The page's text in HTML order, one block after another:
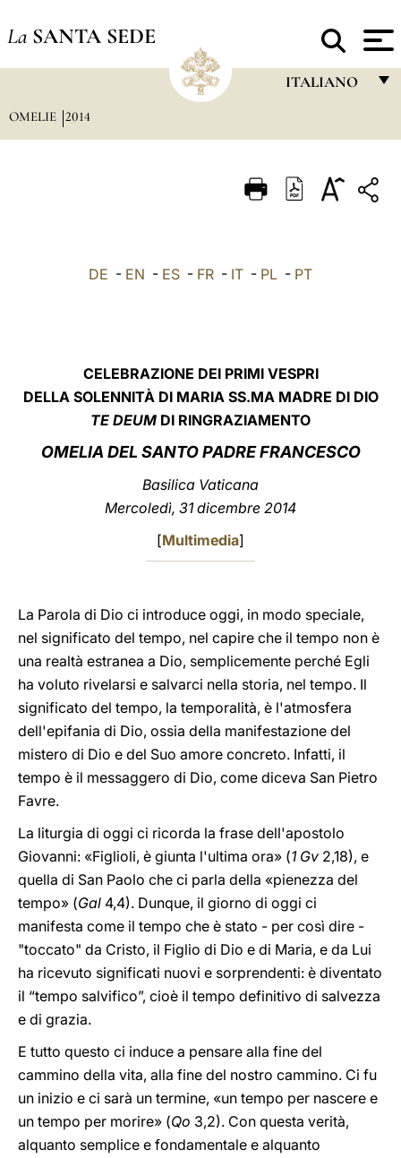
La SANTA SEDE
ITALIANO
ITALIANO
中文
LATINE
OMELIE 2014
DE - EN - ES - FR - IT - PL - PT
CELEBRAZIONE DEI PRIMI VESPRI
DELLA SOLENNITÀ DI MARIA SS.MA MADRE DI DIO
TE DEUM DI RINGRAZIAMENTO
OMELIA DEL SANTO PADRE FRANCESCO
Basilica Vaticana
Mercoledì, 31 dicembre 2014
[Multimedia]
La Parola di Dio ci introduce oggi, in modo speciale,
nel significato del tempo, nel capire che il tempo non è
una realtà estranea a Dio, semplicemente perché Egli
ha voluto rivelarsi e salvarci nella storia, nel tempo. Il
significato del tempo, la temporalità, è l'atmosfera
dell'epifania di Dio, ossia della manifestazione del
mistero di Dio e del Suo amore concreto. Infatti, il
tempo è il messaggero di Dio, come diceva San Pietro
Favre.
La liturgia di oggi ci ricorda la frase dell'apostolo
Giovanni: «Figlioli, è giunta l'ultima ora» (1 Gv 2,18), e
quella di San Paolo che ci parla della «pienezza del
tempo» (Gal 4,4). Dunque, il giorno di oggi ci
manifesta come il tempo che è stato - per così dire -
"toccato" da Cristo, il Figlio di Dio e di Maria, e da Lui
ha ricevuto significati nuovi e sorprendenti: è diventato
il “tempo salvifico”, cioè il tempo definitivo di salvezza
e di grazia.
E tutto questo ci induce a pensare alla fine del
cammino della vita, alla fine del nostro cammino. Ci fu
un inizio e ci sarà un termine, «un tempo per nascere e
un tempo per morire» (Qo 3,2). Con questa verità,
alquanto semplice e fondamentale e alquanto